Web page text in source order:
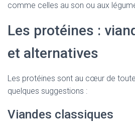
comme celles au son ou aux
Les protéines :
et alternatives
Les protéines sont au cœur de
quelques suggestions :
Viandes classiques